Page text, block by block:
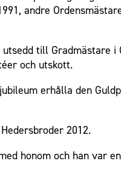
andre
till Gradmästare i
och utskott.
erhålla den
2012.
honom och han var